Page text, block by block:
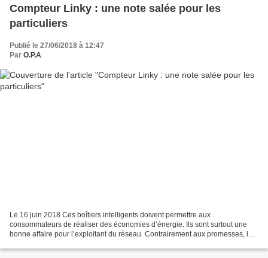
Compteur Linky : une note salée pour les
particuliers
Publié le 27/06/2018 à 12:47
Par O.P.A
Le 16 juin 2018 Ces boîtiers intelligents doivent permettre aux
consommateurs de réaliser des économies d’énergie. Ils sont surtout une
bonne affaire pour l’exploitant du réseau. Contrairement aux promesses, les